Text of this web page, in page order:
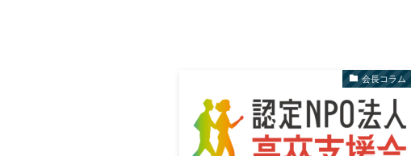
会長コラム